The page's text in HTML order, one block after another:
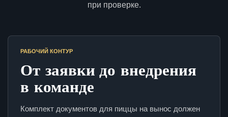
при проверке.
РАБОЧИЙ КОНТУР
От заявки до внедрения
в команде
Комплект документов для пиццы на вынос должен